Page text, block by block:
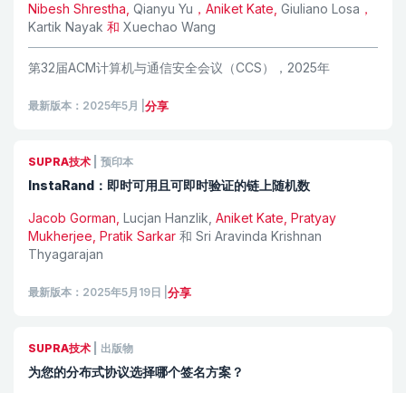
Nibesh Shrestha, Qianyu Yu ，Aniket Kate, Giuliano Losa ，
Kartik Nayak 和 Xuechao Wang
第32届ACM计算机与通信安全会议（CCS），2025年
最新版本：2025年5月 分享
SUPRA技术 预印本
InstaRand：即时可用且可即时验证的链上随机数
Jacob Gorman, Lucjan Hanzlik Aniket Kate, Pratyay
Mukherjee, Pratik Sarkar 和 Sri Aravinda Krishnan
Thyagarajan
最新版本：2025年5月19日 分享
SUPRA技术 出版物
为您的分布式协议选择哪个签名方案？